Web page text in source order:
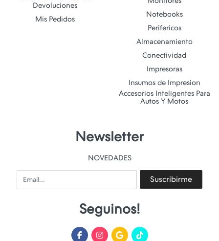
Devoluciones
Mis Pedidos
Notebooks
Perifericos
Almacenamiento
Conectividad
Impresoras
Insumos de Impresion
Accesorios Inteligentes Para
Autos Y Motos
Newsletter
NOVEDADES
Email Suscribirme
Seguinos!